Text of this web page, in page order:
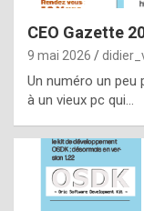
CEO Gazette
9 mai 2026
Un numéro un peu
à un vieux pc qui…